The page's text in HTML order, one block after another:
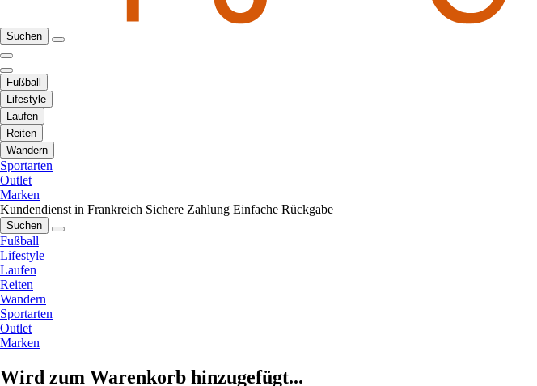
Suchen
Fußball
Lifestyle
Laufen
Reiten
Wandern
Sportarten
Outlet
Marken
Kundendienst in Frankreich Sichere Zahlung Einfache Rückgabe
Suchen
Fußball
Lifestyle
Laufen
Reiten
Wandern
Sportarten
Outlet
Marken
Wird zum Warenkorb hinzugefügt...